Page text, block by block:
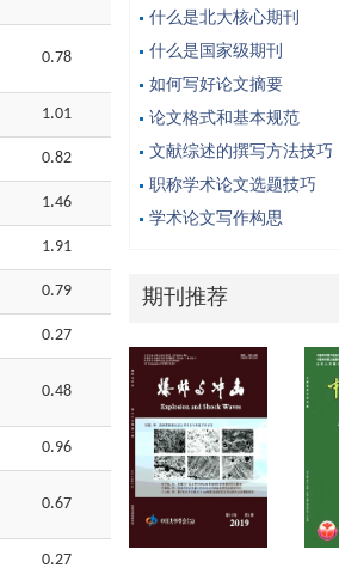
0.78
1.01
0.82
1.46
1.91
0.79
0.27
0.48
0.96
0.67
0.27
什么是北大核心期刊
什么是国家级期刊
如何写好论文摘要
论文格式和基本规范
文献综述的撰写方法技巧
职称学术论文选题技巧
学术论文写作构思
期刊推荐